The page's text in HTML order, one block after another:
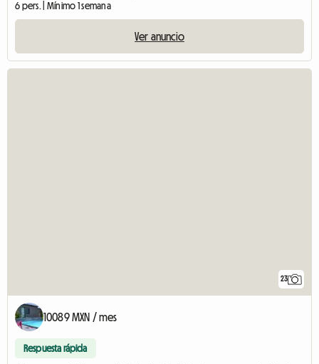
6 pers. | Mínimo 1 semana
Ver anuncio
23
10089 MXN / mes
Respuesta rápida